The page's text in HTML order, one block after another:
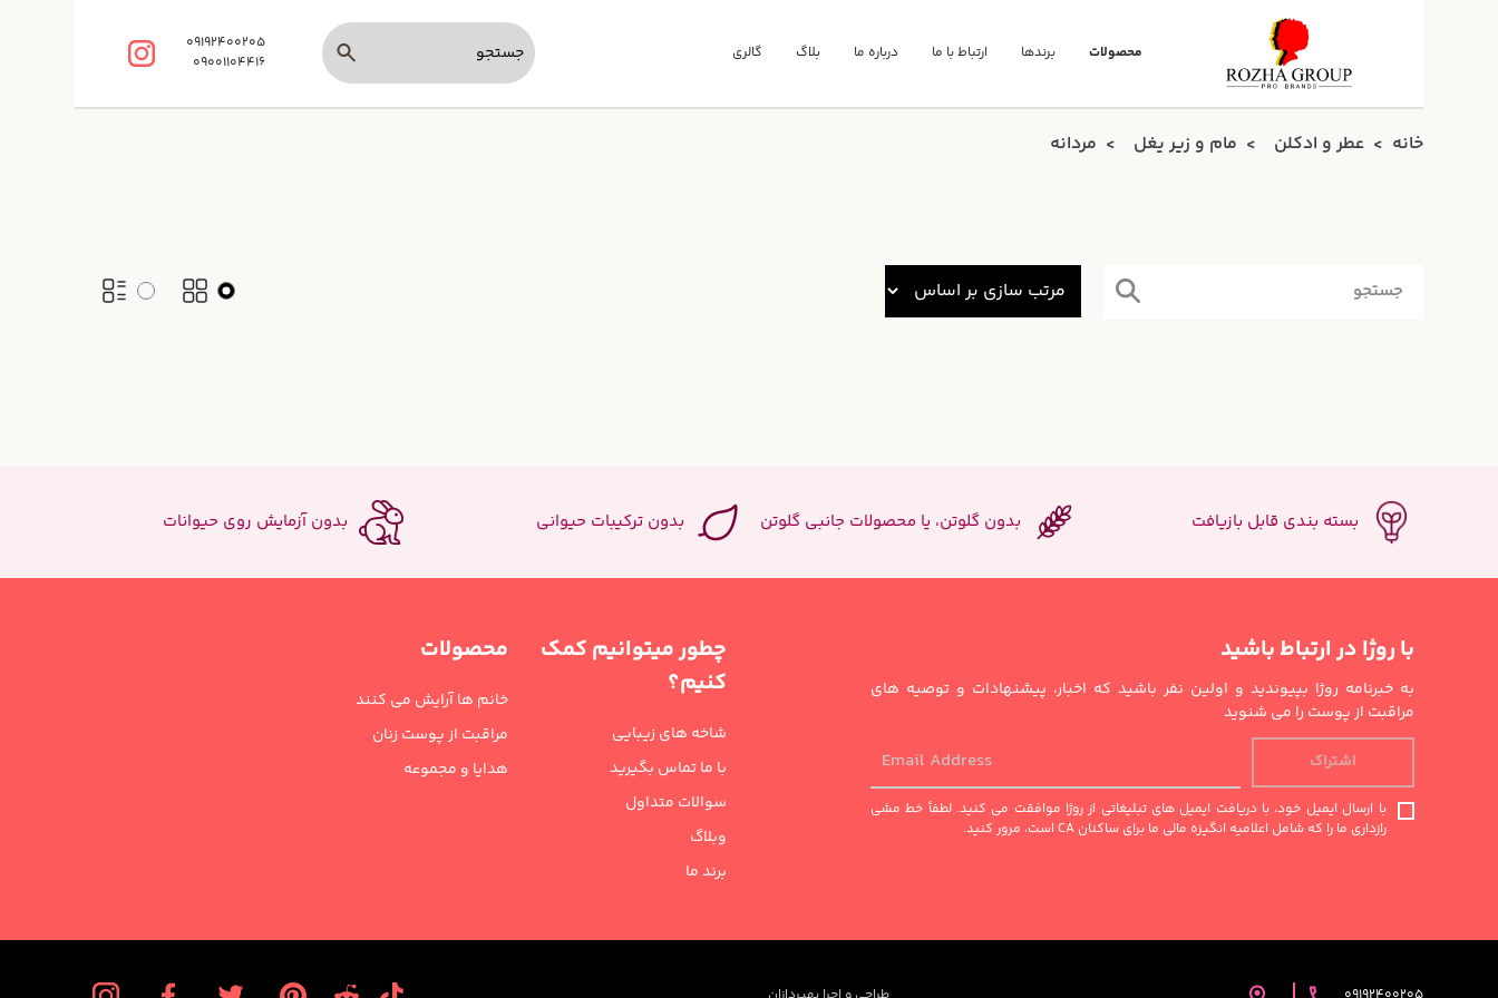
محصولات برندها ارتباط با ما درباره ما بلاگ گالری
09192400205
09001104416
خانه عطر و ادکلن مام و زیر یغل مردانه
بسته بندی قابل بازیافت بدون گلوتن، یا محصولات جانبی گلوتن بدون ترکیبات حیوانی بدون آزمایش روی حیوانات
با روژا در ارتباط باشید
به خبرنامه روژا بپیوندید و اولین نفر باشید که اخبار، پیشنهادات و توصیه های
مراقبت از پوست را می شنوید
اشتراک
با ارسال ایمیل خود، با دریافت ایمیل های تبلیغاتی از روژا موافقت می کنید. لطفاً خط مشی
رازداری ما را که شامل اعلامیه انگیزه مالی ما برای ساکنان CA است، مرور کنید.
چطور میتوانیم کمک
کنیم؟
شاخه های زیبایی
با ما تماس بگیرید
سوالات متداول
وبلاگ
برند ما
محصولات
خانم ها آرایش می کنند
مراقبت از پوست زنان
هدایا و مجموعه